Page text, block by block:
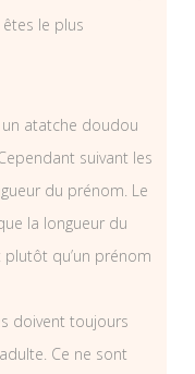
êtes le plus
atatche doudou
suivant les
du prénom. Le
la longueur du
qu’un prénom
doivent toujours
Ce ne sont